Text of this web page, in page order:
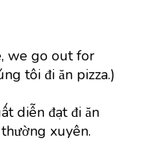
we go out for
tôi đi ăn pizza.)
diễn đạt đi ăn
xuyên.